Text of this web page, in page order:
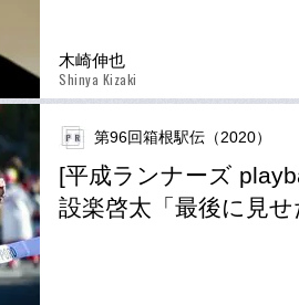
木崎伸也
Shinya Kizaki
第96回箱根駅伝（2020）
[平成ランナーズ
設楽啓太「最後に見せ